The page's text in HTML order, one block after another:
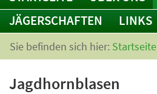
JÄGERSCHAFTEN
LINKS
Sie befinden sich hier: Startseite
Jagdhornblasen